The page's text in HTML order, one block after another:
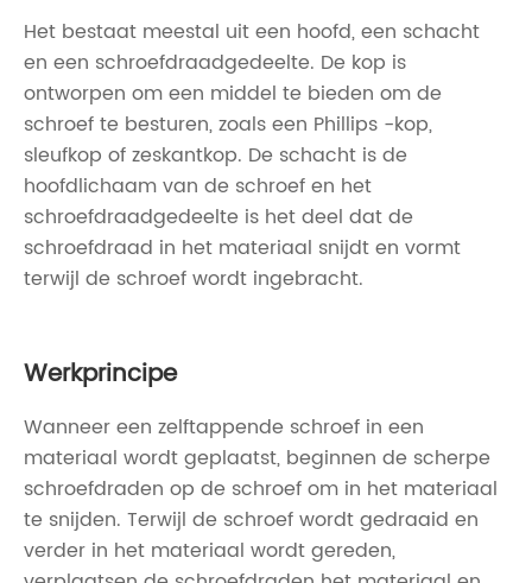
Het bestaat meestal uit een hoofd, een schacht
en een schroefdraadgedeelte. De kop is
ontworpen om een ​​middel te bieden om de
schroef te besturen, zoals een Phillips -kop,
sleufkop of zeskantkop. De schacht is de
hoofdlichaam van de schroef en het
schroefdraadgedeelte is het deel dat de
schroefdraad in het materiaal snijdt en vormt
terwijl de schroef wordt ingebracht.
Werkprincipe
Wanneer een zelftappende schroef in een
materiaal wordt geplaatst, beginnen de scherpe
schroefdraden op de schroef om in het materiaal
te snijden. Terwijl de schroef wordt gedraaid en
verder in het materiaal wordt gereden,